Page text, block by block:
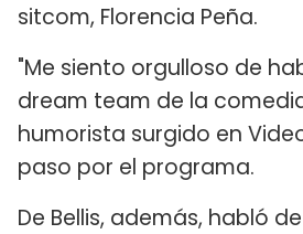
sitcom, Florencia Peña.
"Me siento orgulloso de
dream team de la
humorista surgido en
paso por el programa.
De Bellis, además, habló